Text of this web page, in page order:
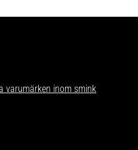
varumärken inom smink